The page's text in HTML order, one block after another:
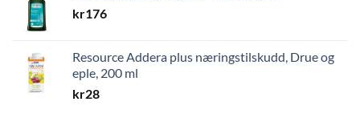
kr176
Resource Addera plus næringstilskudd, Drue og
eple, 200 ml
kr28